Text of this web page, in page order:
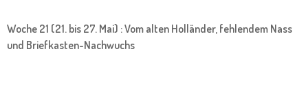
Woche 21 (21. bis 27. Mai) : Vom alten Holländer, fehlendem Nass
und Briefkasten-Nachwuchs